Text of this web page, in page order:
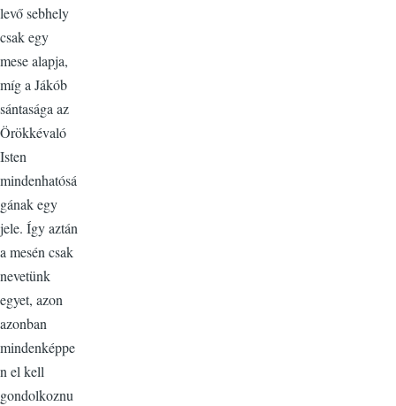
levő sebhely
csak egy
mese alapja,
míg a Jákób
sántasága az
Örökkévaló
Isten
mindenhatósá
gának egy
jele. Így aztán
a mesén csak
nevetünk
egyet, azon
azonban
mindenképpe
n el kell
gondolkoznu